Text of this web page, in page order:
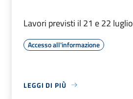
Lavori previsti il 21 e 22 luglio
Accesso all'informazione
LEGGI DI PIÙ